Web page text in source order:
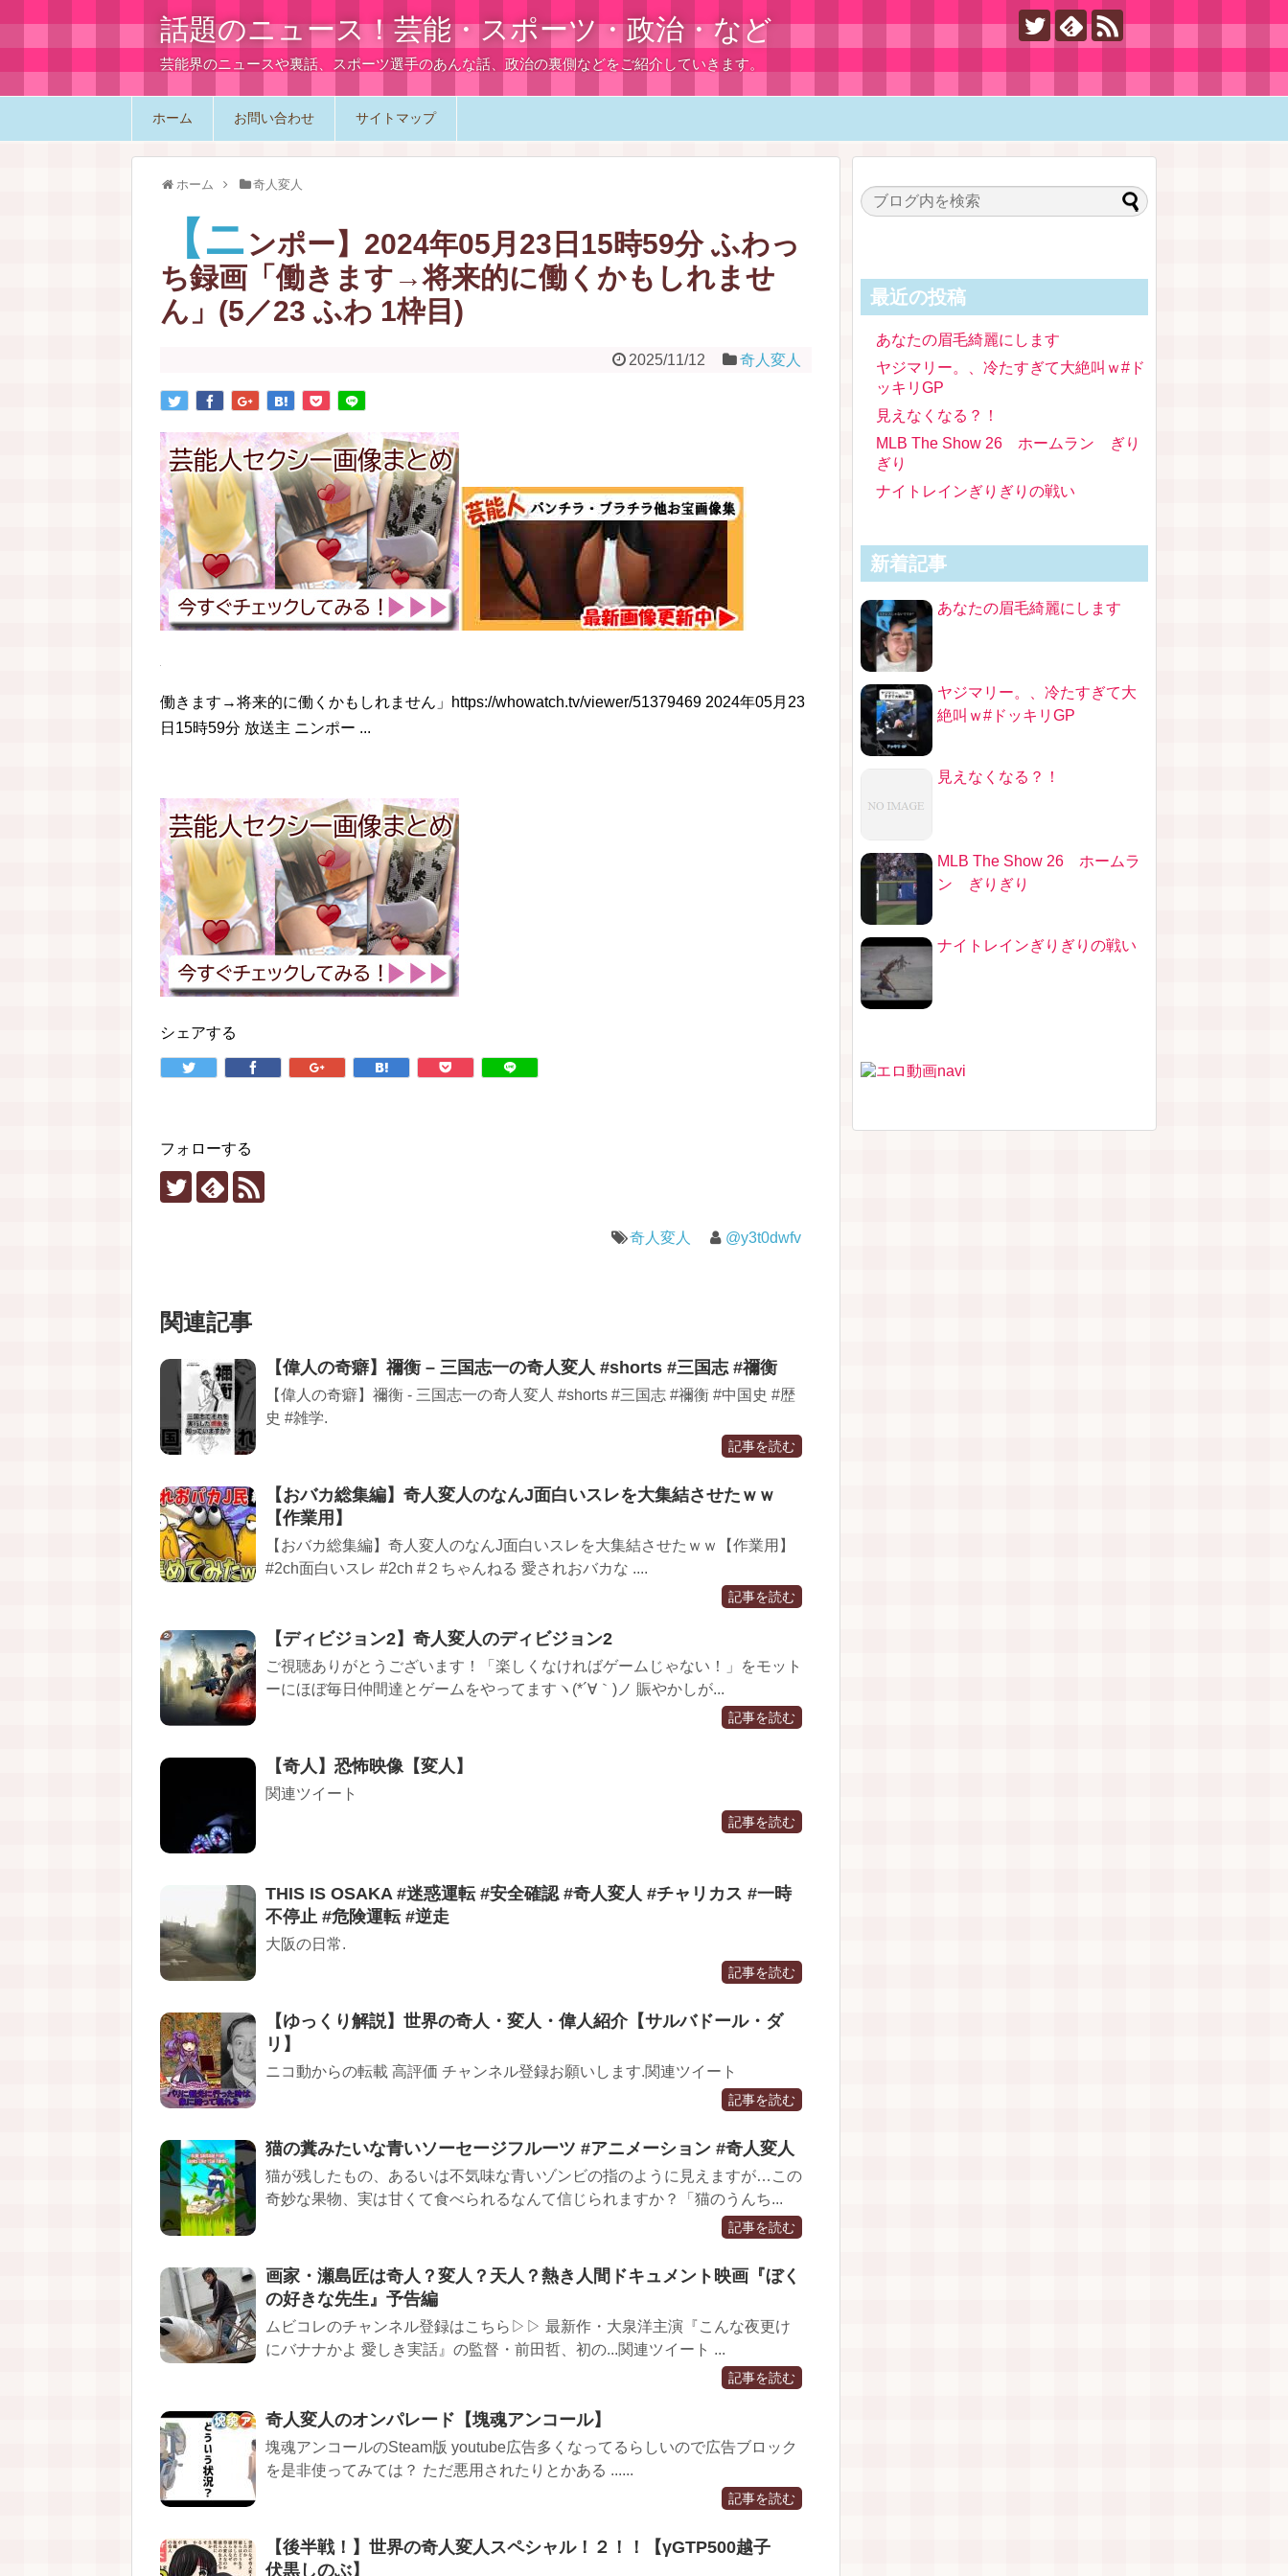
話題のニュース！芸能・スポーツ・政治・など
芸能界のニュースや裏話、スポーツ選手のあんな話、政治の裏側などをご紹介していきます。
ホーム お問い合わせ サイトマップ
ホーム 奇人変人
【ニンポー】2024年05月23日15時59分 ふわっ
ち録画「働きます→将来的に働くかもしれませ
ん」(5／23 ふわ 1枠目)
2025/11/12 奇人変人
働きます→将来的に働くかもしれません」https://whowatch.tv/viewer/51379469 2024年05月23
日15時59分 放送主 ニンポー ...
シェアする
フォローする
奇人変人 @y3t0dwfv
関連記事
【偉人の奇癖】禰衡 – 三国志一の奇人変人 #shorts #三国志 #禰衡
【偉人の奇癖】禰衡 - 三国志一の奇人変人 #shorts #三国志 #禰衡 #中国史 #歴
史 #雑学.
記事を読む
【おバカ総集編】奇人変人のなんJ面白いスレを大集結させたｗｗ
【作業用】
【おバカ総集編】奇人変人のなんJ面白いスレを大集結させたｗｗ【作業用】
#2ch面白いスレ #2ch #２ちゃんねる 愛されおバカな ....
記事を読む
【ディビジョン2】奇人変人のディビジョン2
ご視聴ありがとうございます！「楽しくなければゲームじゃない！」をモット
ーにほぼ毎日仲間達とゲームをやってますヽ(*´∀｀)ノ 賑やかしが...
記事を読む
【奇人】恐怖映像【変人】
関連ツイート
記事を読む
THIS IS OSAKA #迷惑運転 #安全確認 #奇人変人 #チャリカス #一時
不停止 #危険運転 #逆走
大阪の日常.
記事を読む
【ゆっくり解説】世界の奇人・変人・偉人紹介【サルバドール・ダ
リ】
ニコ動からの転載 高評価 チャンネル登録お願いします.関連ツイート
記事を読む
猫の糞みたいな青いソーセージフルーツ #アニメーション #奇人変人
猫が残したもの、あるいは不気味な青いゾンビの指のように見えますが…この
奇妙な果物、実は甘くて食べられるなんて信じられますか？「猫のうんち...
記事を読む
画家・瀬島匠は奇人？変人？天人？熱き人間ドキュメント映画『ぼく
の好きな先生』予告編
ムビコレのチャンネル登録はこちら▷▷ 最新作・大泉洋主演『こんな夜更け
にバナナかよ 愛しき実話』の監督・前田哲、初の...関連ツイート ...
記事を読む
奇人変人のオンパレード【塊魂アンコール】
塊魂アンコールのSteam版 youtube広告多くなってるらしいので広告ブロック
を是非使ってみては？ ただ悪用されたりとかある ......
記事を読む
【後半戦！】世界の奇人変人スペシャル！２！！【γGTP500越子
伏黒しのぶ】
最近の投稿
あなたの眉毛綺麗にします
ヤジマリー。、冷たすぎて大絶叫ｗ#ド
ッキリGP
見えなくなる？！
MLB The Show 26 ホームラン ぎり
ぎり
ナイトレインぎりぎりの戦い
新着記事
あなたの眉毛綺麗にします
ヤジマリー。、冷たすぎて大
絶叫ｗ#ドッキリGP
見えなくなる？！
MLB The Show 26 ホームラ
ン ぎりぎり
ナイトレインぎりぎりの戦い